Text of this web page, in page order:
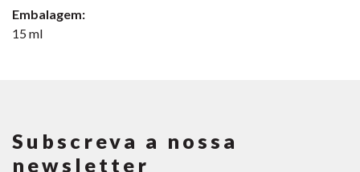
Embalagem:
15 ml
Subscreva a nossa
newsletter